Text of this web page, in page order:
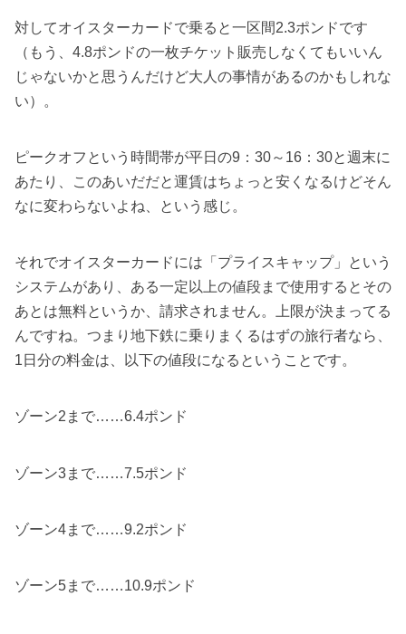
対してオイスターカードで乗ると一区間2.3ポンドです
（もう、4.8ポンドの一枚チケット販売しなくてもいいん
じゃないかと思うんだけど大人の事情があるのかもしれな
い）。
ピークオフという時間帯が平日の9：30～16：30と週末に
あたり、このあいだだと運賃はちょっと安くなるけどそん
なに変わらないよね、という感じ。
それでオイスターカードには「プライスキャップ」という
システムがあり、ある一定以上の値段まで使用するとその
あとは無料というか、請求されません。上限が決まってる
んですね。つまり地下鉄に乗りまくるはずの旅行者なら、
1日分の料金は、以下の値段になるということです。
ゾーン2まで……6.4ポンド
ゾーン3まで……7.5ポンド
ゾーン4まで……9.2ポンド
ゾーン5まで……10.9ポンド